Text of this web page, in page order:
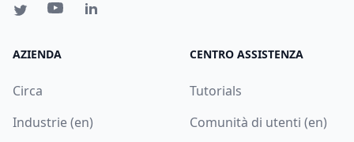
AZIENDA
Circa
Industrie (en)
CENTRO ASSISTENZA
Tutorials
Comunità di utenti (en)